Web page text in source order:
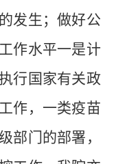
发生 ； 做好公
作水平一是计
行国家有关政
作，一类疫苗
部门的部署，